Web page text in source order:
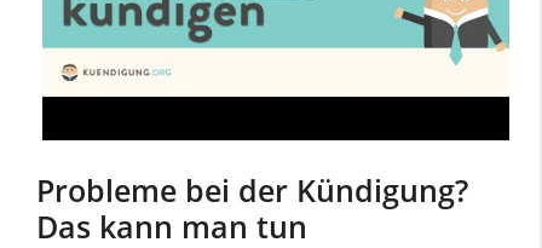
Probleme bei der Kündigung?
Das kann man tun